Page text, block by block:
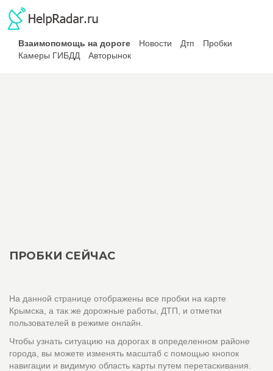
Взаимопомощь на дороге Новости Дтп
Пробки
Камеры ГИБДД
Авторынок
ПРОБКИ СЕЙЧАС
На данной странице отображены все пробки на карте
Крымска, а так же дорожные работы, ДТП, и отметки
пользователей в режиме онлайн.
Чтобы узнать ситуацию на дорогах в определенном районе
города, вы можете изменять масштаб с помощью кнопок
навигации и видимую область карты путем перетаскивания.